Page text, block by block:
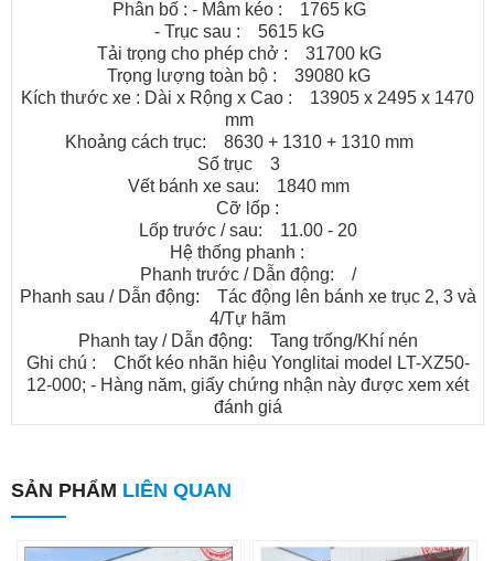
Phân bố : - Mâm kéo : 1765 kG
- Trục sau : 5615 kG
Tải trọng cho phép chở : 31700 kG
Trọng lượng toàn bộ : 39080 kG
Kích thước xe : Dài x Rộng x Cao : 13905 x 2495 x 1470
mm
Khoảng cách trục: 8630 + 1310 + 1310 mm
Số trục 3
Vết bánh xe sau: 1840 mm
Cỡ lốp :
Lốp trước / sau: 11.00 - 20
Hệ thống phanh :
Phanh trước / Dẫn động: /
Phanh sau / Dẫn động: Tác động lên bánh xe trục 2, 3 và
4/Tự hãm
Phanh tay / Dẫn động: Tang trống/Khí nén
Ghi chú : Chốt kéo nhãn hiệu Yonglitai model LT-XZ50-
12-000; - Hàng năm, giấy chứng nhận này được xem xét
đánh giá
SẢN PHẨM LIÊN QUAN